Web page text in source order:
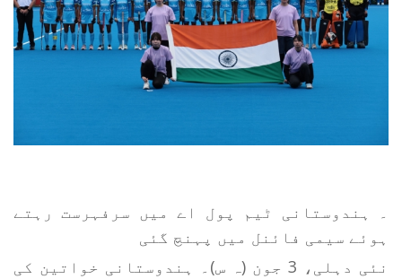
۔ ہندوستانی ٹیم پول اے میں سرفہرست رہتے
ہوئے سیمی فائنل میں پہنچ گئی
نئی دہلی، 3 جون (ہ س)۔ ہندوستانی خواتین کی